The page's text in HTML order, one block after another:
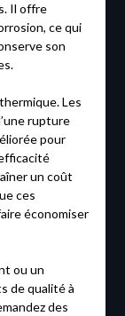
Il offre
ce qui
son
Les
rupture
pour
un coût
ces
économiser
ou un
de qualité à
des